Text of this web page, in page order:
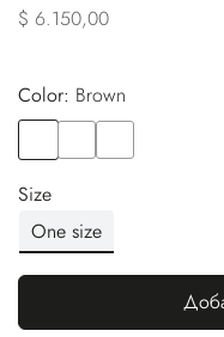
$ 6.150,00
Color:
brown
Size
One size